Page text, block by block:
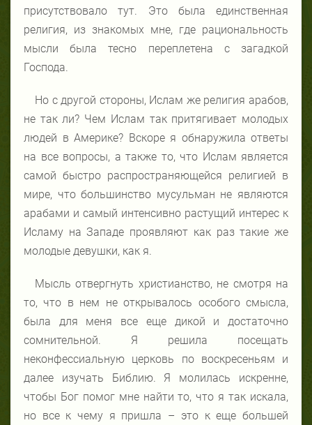
присутствовало тут. Это была единственная
религия, из знакомых мне, где рациональность
мысли была тесно переплетена с загадкой
Господа.
Но с другой стороны, Ислам же религия арабов,
не так ли? Чем Ислам так притягивает молодых
людей в Америке? Вскоре я обнаружила ответы
на все вопросы, а также то, что Ислам является
самой быстро распространяющейся религией в
мире, что большинство мусульман не являются
арабами и самый интенсивно растущий интерес к
Исламу на Западе проявляют как раз такие же
молодые девушки, как я.
Мысль отвергнуть христианство, не смотря на
то, что в нем не открывалось особого смысла,
была для меня все еще дикой и достаточно
сомнительной. Я решила посещать
неконфессиальную церковь по воскресеньям и
далее изучать Библию. Я молилась искренне,
чтобы Бог помог мне найти то, что я так искала,
но все к чему я пришла – это к еще большей